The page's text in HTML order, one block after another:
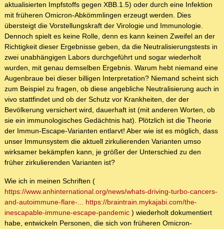
aktualisierten Impfstoffs gegen XBB.1.5) oder durch eine Infektion
mit früheren Omicron-Abkömmlingen erzeugt werden. Dies
übersteigt die Vorstellungskraft der Virologie und Immunologie.
Dennoch spielt es keine Rolle, denn es kann keinen Zweifel an der
Richtigkeit dieser Ergebnisse geben, da die Neutralisierungstests in
zwei unabhängigen Labors durchgeführt und sogar wiederholt
wurden, mit genau demselben Ergebnis. Warum hebt niemand eine
Augenbraue bei dieser billigen Interpretation? Niemand scheint sich
zum Beispiel zu fragen, ob diese angebliche Neutralisierung auch in
vivo stattfindet und ob der Schutz vor Krankheiten, der der
Bevölkerung versichert wird, dauerhaft ist (mit anderen Worten, ob
sie ein immunologisches Gedächtnis hat). Plötzlich ist die Theorie
der Immun-Escape-Varianten entlarvt! Aber wie ist es möglich, dass
unser Immunsystem die aktuell zirkulierenden Varianten umso
wirksamer bekämpfen kann, je größer der Unterschied zu den
früher zirkulierenden Varianten ist?
Wie ich in meinen Schriften (
https://www.anhinternational.org/news/whats-driving-turbo-cancers-
and-autoimmune-flare-... https://braintrain.mykajabi.com/the-
inescapable-immune-escape-pandemic ) wiederholt dokumentiert
habe, entwickeln Personen, die sich von früheren Omicron-